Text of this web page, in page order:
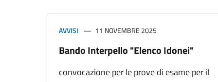
AVVISI 11 NOVEMBRE 2025
Bando Interpello "Elenco Idonei"
convocazione per le prove di esame per il